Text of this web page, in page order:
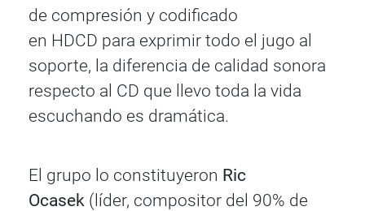
de compresión y codificado
en HDCD para exprimir todo el jugo al
soporte, la diferencia de calidad sonora
respecto al CD que llevo toda la vida
escuchando es dramática.
El grupo lo constituyeron Ric
Ocasek (líder, compositor del 90% de